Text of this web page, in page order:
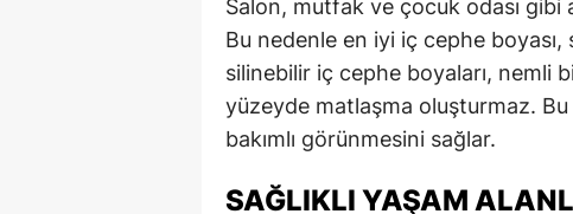
Salon, mutfak ve çocuk odası
Bu nedenle en iyi iç cephe boyası,
silinebilir iç cephe boyaları, nemli
yüzeyde matlaşma oluşturmaz. Bu
bakımlı görünmesini sağlar.
SAĞLIKLI YAŞAM